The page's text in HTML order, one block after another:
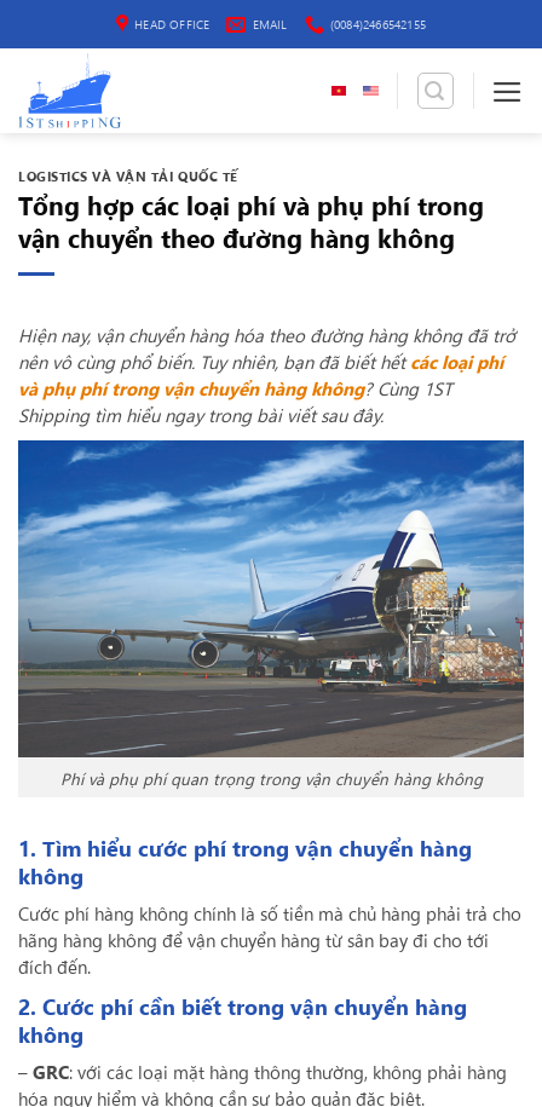
dung
HEAD OFFICE EMAIL (0084)2466542155
LOGISTICS VÀ VẬN TẢI QUỐC TẾ
Tổng hợp các loại phí và phụ phí trong
vận chuyển theo đường hàng không
Hiện nay, vận chuyển hàng hóa theo đường hàng không đã trở
nên vô cùng phổ biến. Tuy nhiên, bạn đã biết hếtcác loại phí
và phụ phí trong vận chuyển hàng không? Cùng 1ST
Shipping tìm hiểu ngay trong bài viết sau đây.
Phí và phụ phí quan trọng trong vận chuyển hàng không
1. Tìm hiểu cước phí trong vận chuyển hàng
không
Cước phí hàng không chính là số tiền mà chủ hàng phải trả cho
hãng hàng không để vận chuyển hàng từ sân bay đi cho tới
đích đến.
2. Cước phí cần biết trong vận chuyển hàng
không
–GRC: với các loại mặt hàng thông thường, không phải hàng
hóa nguy hiểm và không cần sự bảo quản đặc biệt.